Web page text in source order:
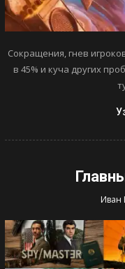
Сокращения, гнев
в 45% и куча других
Иван